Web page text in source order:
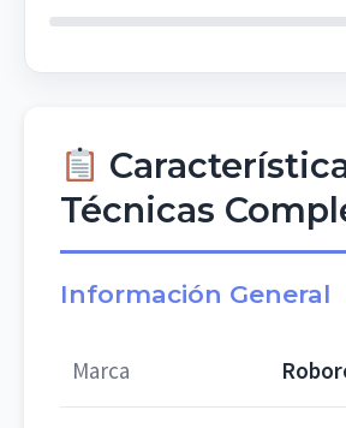
Técnicas
Información General
Marca